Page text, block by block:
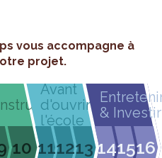
vous accompagne à
projet.
10
Avant
d'ouvrir
l'école
111213
& Investir
141516